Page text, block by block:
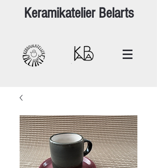
Keramikatelier Belarts